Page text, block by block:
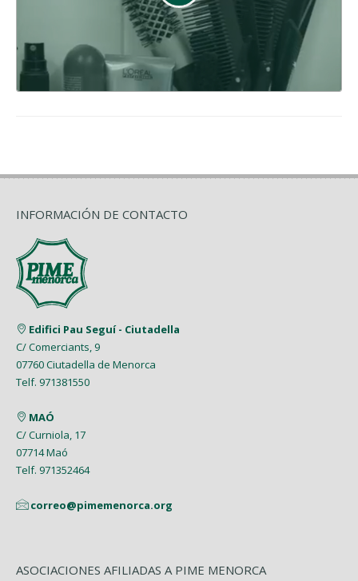
INFORMACIÓN DE CONTACTO
Edifici Pau Seguí - Ciutadella
C/ Comerciants, 9
07760 Ciutadella de Menorca
Telf. 971381550
MAÓ
C/ Curniola, 17
07714 Maó
Telf. 971352464
correo@pimemenorca.org
ASOCIACIONES AFILIADAS A PIME MENORCA